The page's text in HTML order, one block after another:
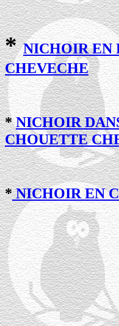
* NICHOIR EN
CHEVECHE
*NICHOIR
CHOUETTE
*NICHOIR EN